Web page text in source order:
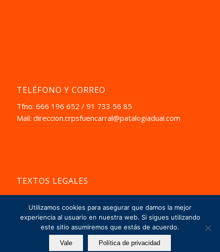
TELÉFONO Y CORREO
Tfno: 666 196 652 / 91 733 56 85
Mail: direccion.crpsfuencarral@patalogiadual.com
TEXTOS LEGALES
Aviso Pegal
La Política de Privacidad
Utilizamos cookies para asegurar que damos la mejor
experiencia al usuario en nuestra web. Si sigues utilizando
este sitio asumiremos que estás de acuerdo.
Vale Política de privacidad